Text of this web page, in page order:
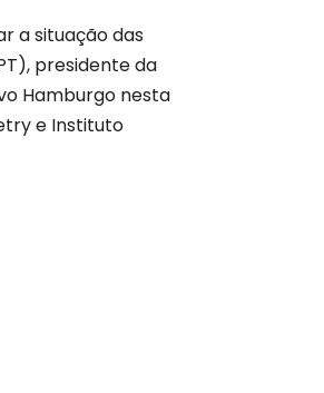
a situação das
presidente da
Hamburgo nesta
e Instituto